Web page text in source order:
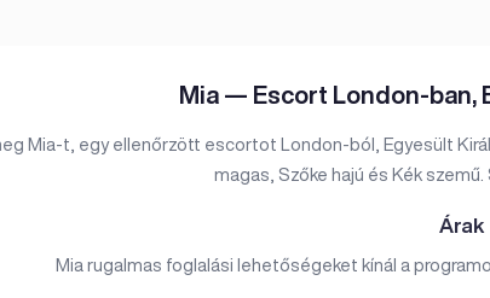
Mia — Escort London-ban,
Mia-t, egy ellenőrzött escortot London-ból, Egyesült
magas, Szőke hajú és Kék szemű.
Árak
Mia rugalmas foglalási lehetőségeket kínál a